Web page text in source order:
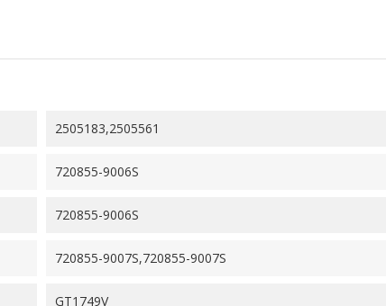
2505183,2505561
720855-9006S
720855-9006S
720855-9007S,720855-9007S
GT1749V